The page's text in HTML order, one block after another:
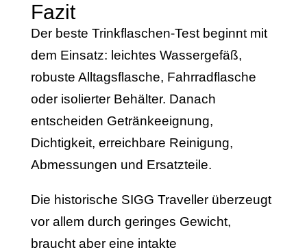
Fazit
Der beste Trinkflaschen-Test beginnt mit
dem Einsatz: leichtes Wassergefäß,
robuste Alltagsflasche, Fahrradflasche
oder isolierter Behälter. Danach
entscheiden Getränkeeignung,
Dichtigkeit, erreichbare Reinigung,
Abmessungen und Ersatzteile.
Die historische SIGG Traveller überzeugt
vor allem durch geringes Gewicht,
braucht aber eine intakte